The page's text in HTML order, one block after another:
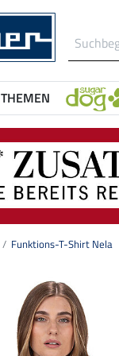
THEMEN
Funktions-T-Shirt Nela